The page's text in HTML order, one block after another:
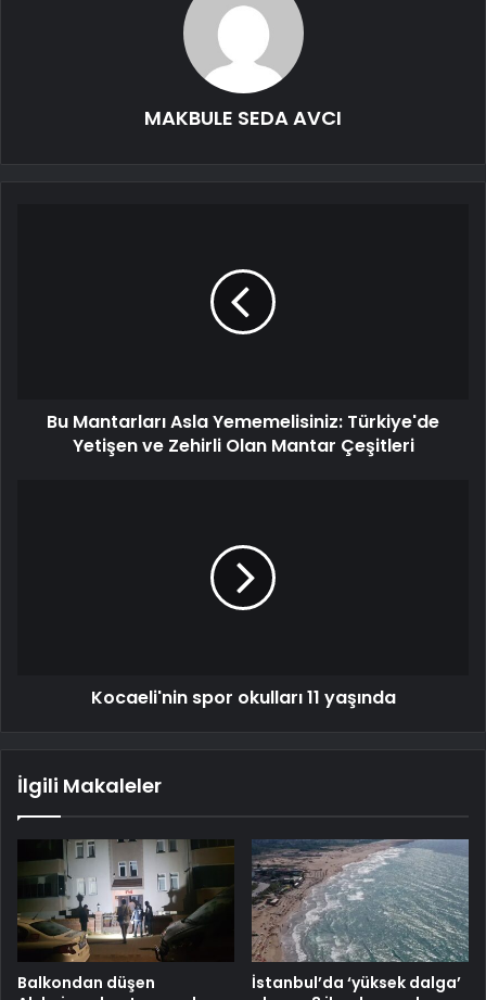
MAKBULE SEDA AVCI
Bu Mantarları Asla Yememelisiniz: Türkiye'de
Yetişen ve Zehirli Olan Mantar Çeşitleri
Kocaeli'nin spor okulları 11 yaşında
İlgili Makaleler
Balkondan düşen
İstanbul’da ‘yüksek dalga’